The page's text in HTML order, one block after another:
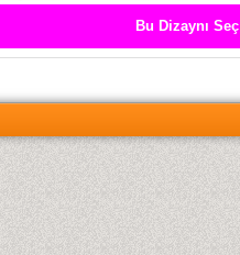
Bu Dizaynı Seç